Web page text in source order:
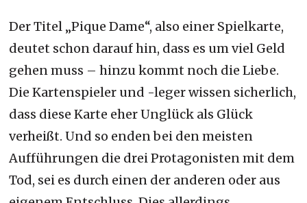
Der Titel „Pique Dame“, also einer Spielkarte,
deutet schon darauf hin, dass es um viel Geld
gehen muss – hinzu kommt noch die Liebe.
Die Kartenspieler und -leger wissen sicherlich,
dass diese Karte eher Unglück als Glück
verheißt. Und so enden bei den meisten
Aufführungen die drei Protagonisten mit dem
Tod, sei es durch einen der anderen oder aus